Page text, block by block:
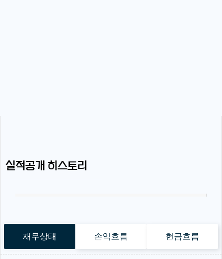
실적공개 히스토리
재무상태 손익흐름 현금흐름